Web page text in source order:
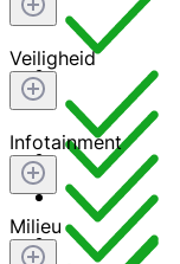
Veiligheid
Infotainment
Milieu